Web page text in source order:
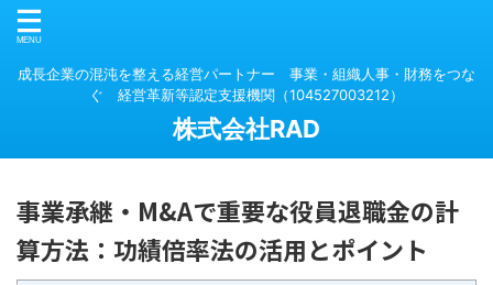
成長企業の混沌を整える経営パートナー 事業・組織人事・財務をつな
ぐ 経営革新等認定支援機関（104527003212）
株式会社RAD
事業承継・M&Aで重要な役員退職金の計
算方法：功績倍率法の活用とポイント